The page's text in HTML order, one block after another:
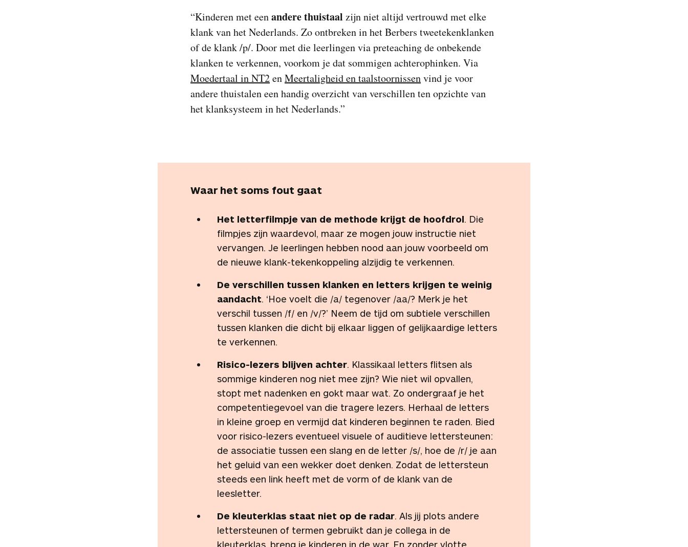
“Kinderen met eenandere thuistaal zijn niet altijd vertrouwd met elke
klank van het Nederlands. Zo ontbreken in het Berbers tweetekenklanken
of de klank /p/. Door met die leerlingen via preteaching de onbekende
klanken te verkennen, voorkom je dat sommigen achterophinken. Via
Moedertaal in NT2enMeertaligheid en taalstoornissenvind je voor
andere thuistalen een handig overzicht van verschillen ten opzichte van
het klanksysteem in het Nederlands.”
Waar het soms fout gaat
Het letterfilmpje van de methode krijgt de hoofdrol. Die
filmpjes zijn waardevol, maar ze mogen jouw instructie niet
vervangen. Je leerlingen hebben nood aan jouw voorbeeld om
de nieuwe klank-tekenkoppeling alzijdig te verkennen.
De verschillen tussen klanken en letters krijgen te weinig
aandacht. ‘Hoe voelt die /a/ tegenover /aa/? Merk je het
verschil tussen /f/ en /v/?’ Neem de tijd om subtiele verschillen
tussen klanken die dicht bij elkaar liggen of gelijkaardige letters
te verkennen.
Risico-lezers blijven achter. Klassikaal letters flitsen als
sommige kinderen nog niet mee zijn? Wie niet wil opvallen,
stopt met nadenken en gokt maar wat. Zo ondergraaf je het
competentiegevoel van die tragere lezers. Herhaal de letters
in kleine groep en vermijd dat kinderen beginnen te raden. Bied
voor risico-lezers eventueel visuele of auditieve lettersteunen:
de associatie tussen een slang en de letter /s/, hoe de /r/ je aan
het geluid van een wekker doet denken. Zodat de lettersteun
steeds een link heeft met de vorm of de klank van de
leesletter.
De kleuterklas staat niet op de radar. Als jij plots andere
lettersteunen of termen gebruikt dan je collega in de
kleuterklas, breng je kinderen in de war. En zonder vlotte